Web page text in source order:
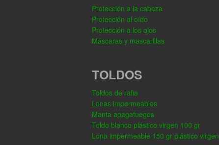
Protección a la cabeza
Protección al oído
Protección a los ojos
Máscaras y mascarillas
TOLDOS
Toldos de rafia
Lonas impermeables
Manta apagafuegos
Toldo blanco plástico virgen 100 gr
Lona impermeable 150 gr plástico virgen